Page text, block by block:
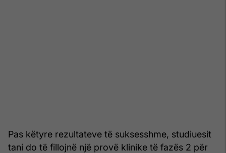
Pas këtyre rezultateve të suksesshme, studiuesit
tani do të fillojnë një provë klinike të fazës 2 për